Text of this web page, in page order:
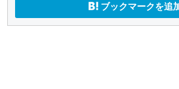
ブックマークを追